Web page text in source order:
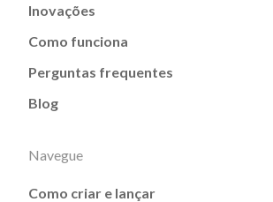
Inovações
Como funciona
Perguntas frequentes
Blog
Navegue
Como criar e lançar